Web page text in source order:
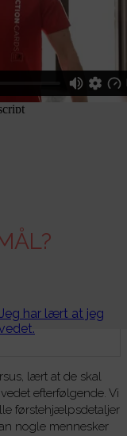
har lært at jeg
lært at de skal
efterfølgende. Vi
førstehjælpsdetaljer
nogle mennesker